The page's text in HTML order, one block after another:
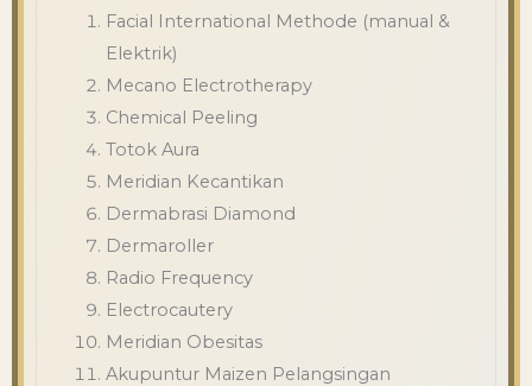
Facial International Methode (manual &
Elektrik)
Mecano Electrotherapy
Chemical Peeling
Totok Aura
Meridian Kecantikan
Dermabrasi Diamond
Dermaroller
Radio Frequency
Electrocautery
Meridian Obesitas
Akupuntur Maizen Pelangsingan